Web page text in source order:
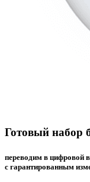
Готовый набор
переводим в цифровой
с гарантированным